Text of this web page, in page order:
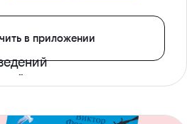
в приложении